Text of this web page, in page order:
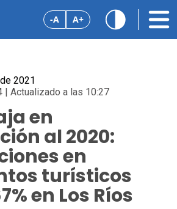
-A A+
2021
| Actualizado a las 10:27
en
al 2020:
en
turísticos
en Los Ríos